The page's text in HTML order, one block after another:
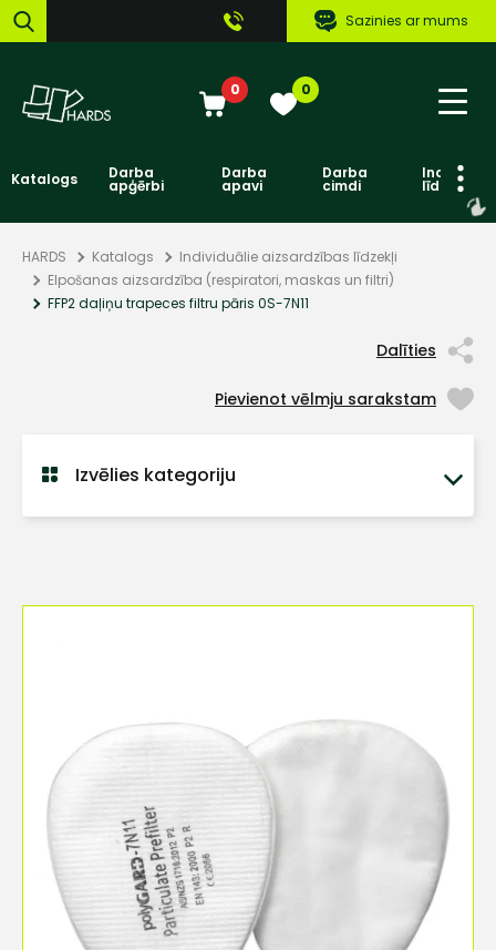
Sazinies ar mums
0 0
Katalogs Darba
apģērbi
Darba
apavi
Darba
cimdi līdzekļi
HARDS Katalogs
Individuālie aizsardzības līdzekļi
Elpošanas aizsardzība (respiratori, maskas un filtri)
FFP2 daļiņu trapeces filtru pāris 0S-7N11
Dalīties
Pievienot vēlmju sarakstam
Izvēlies kategoriju